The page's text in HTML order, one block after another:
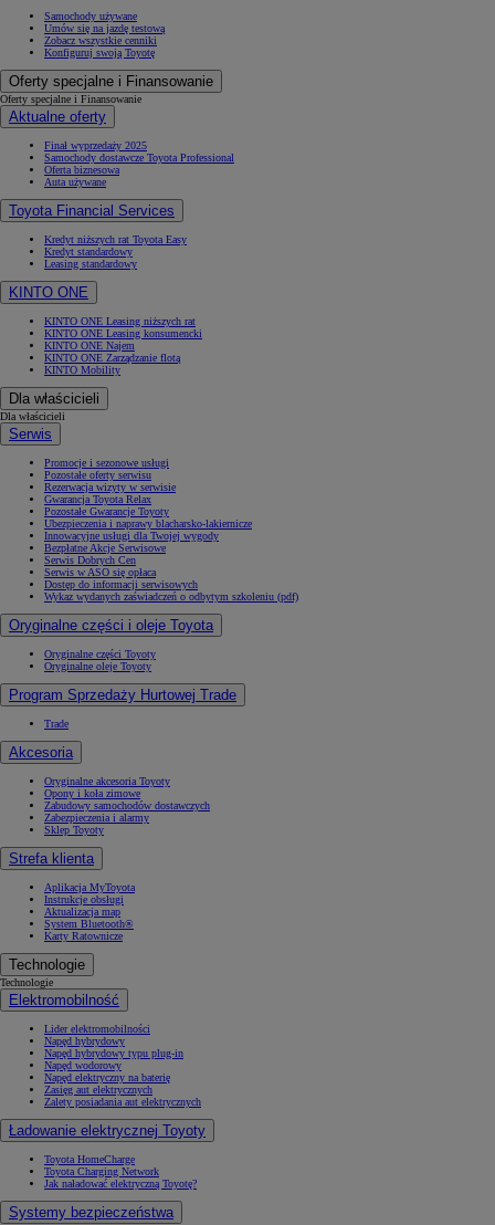
Samochody używane
Umów się na jazdę testową
Zobacz wszystkie cenniki
Konfiguruj swoją Toyotę
Oferty specjalne i Finansowanie
Oferty specjalne i Finansowanie
Aktualne oferty
Finał wyprzedaży 2025
Samochody dostawcze Toyota Professional
Oferta biznesowa
Auta używane
Toyota Financial Services
Kredyt niższych rat Toyota Easy
Kredyt standardowy
Leasing standardowy
KINTO ONE
KINTO ONE Leasing niższych rat
KINTO ONE Leasing konsumencki
KINTO ONE Najem
KINTO ONE Zarządzanie flotą
KINTO Mobility
Dla właścicieli
Dla właścicieli
Serwis
Promocje i sezonowe usługi
Pozostałe oferty serwisu
Rezerwacja wizyty w serwisie
Gwarancja Toyota Relax
Pozostałe Gwarancje Toyoty
Ubezpieczenia i naprawy blacharsko-lakiernicze
Innowacyjne usługi dla Twojej wygody
Bezpłatne Akcje Serwisowe
Serwis Dobrych Cen
Serwis w ASO się opłaca
Dostęp do informacji serwisowych
Wykaz wydanych zaświadczeń o odbytym szkoleniu (pdf)
Oryginalne części i oleje Toyota
Oryginalne części Toyoty
Oryginalne oleje Toyoty
Program Sprzedaży Hurtowej Trade
Trade
Akcesoria
Oryginalne akcesoria Toyoty
Opony i koła zimowe
Zabudowy samochodów dostawczych
Zabezpieczenia i alarmy
Sklep Toyoty
Strefa klienta
Aplikacja MyToyota
Instrukcje obsługi
Aktualizacja map
System Bluetooth®
Karty Ratownicze
Technologie
Technologie
Elektromobilność
Lider elektromobilności
Napęd hybrydowy
Napęd hybrydowy typu plug-in
Napęd wodorowy
Napęd elektryczny na baterię
Zasięg aut elektrycznych
Zalety posiadania aut elektrycznych
Ładowanie elektrycznej Toyoty
Toyota HomeCharge
Toyota Charging Network
Jak naładować elektryczną Toyotę?
Systemy bezpieczeństwa